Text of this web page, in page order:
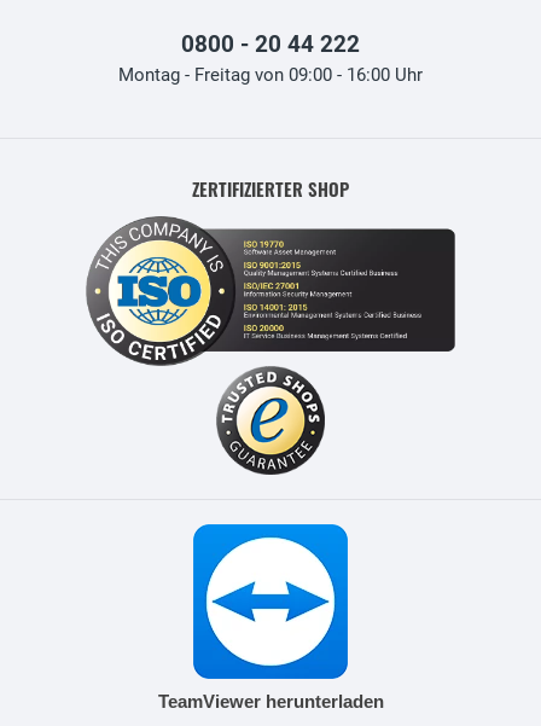
0800 - 20 44 222
Montag - Freitag von 09:00 - 16:00 Uhr
ZERTIFIZIERTER SHOP
TeamViewer herunterladen